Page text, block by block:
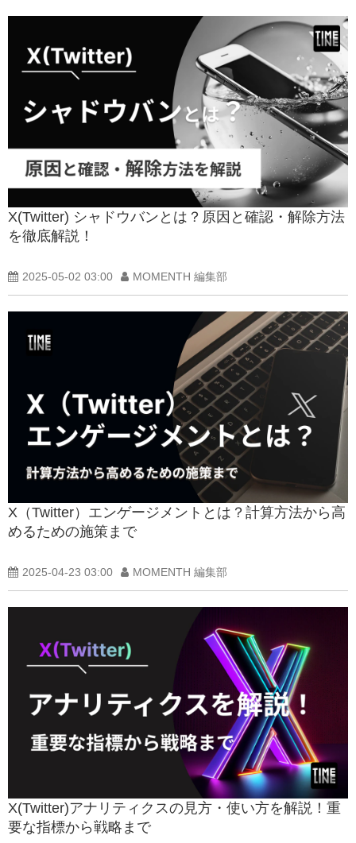
X(Twitter) シャドウバンとは？原因と確認・解除方法
を徹底解説！
2025-05-02 03:00 MOMENTH 編集部
X（Twitter）エンゲージメントとは？計算方法から高
めるための施策まで
2025-04-23 03:00 MOMENTH 編集部
X(Twitter)アナリティクスの見方・使い方を解説！重
要な指標から戦略まで